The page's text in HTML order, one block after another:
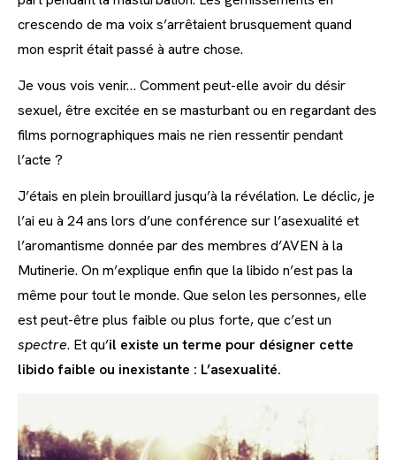
crescendo de ma voix s’arrêtaient brusquement quand
mon esprit était passé à autre chose.
Je vous vois venir… Comment peut-elle avoir du désir
sexuel, être excitée en se masturbant ou en regardant des
films pornographiques mais ne rien ressentir pendant
l’acte ?
J’étais en plein brouillard jusqu’à la révélation. Le déclic, je
l’ai eu à 24 ans lors d’une conférence sur l’asexualité et
l’aromantisme donnée par des membres d’AVEN à la
Mutinerie. On m’explique enfin que la libido n’est pas la
même pour tout le monde. Que selon les personnes, elle
est peut-être plus faible ou plus forte, que c’est un
spectre. Et qu’il existe un terme pour désigner cette
libido faible ou inexistante : L’asexualité.